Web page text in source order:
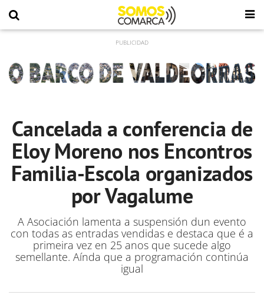
Cancelada a conferencia de
Eloy Moreno nos Encontros
Familia-Escola organizados
por Vagalume
A Asociación lamenta a suspensión dun evento
con todas as entradas vendidas e destaca que é a
primeira vez en 25 anos que sucede algo
semellante. Aínda que a programación continúa
igual